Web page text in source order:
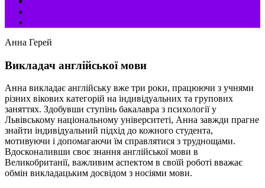
Анна Герей
Викладач англійської мови
Анна викладає англійську вже три роки, працюючи з учнями
різних вікових категорій на індивідуальних та групових
заняттях. Здобувши ступінь бакалавра з психології у
Львівському національному університеті, Анна завжди прагне
знайти індивідуальний підхід до кожного студента,
мотивуючи і допомагаючи їм справлятися з труднощами.
Вдосконаливши своє знання англійської мови в
Великобританії, важливим аспектом в своїй роботі вважає
обмін викладацьким досвідом з носіями мови.